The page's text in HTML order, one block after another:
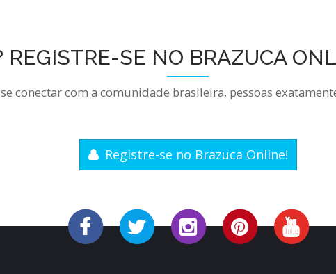
REGISTRE-SE NO BRAZUCA
conectar com a comunidade brasileira, pessoas
Registre-se no Brazuca Online!